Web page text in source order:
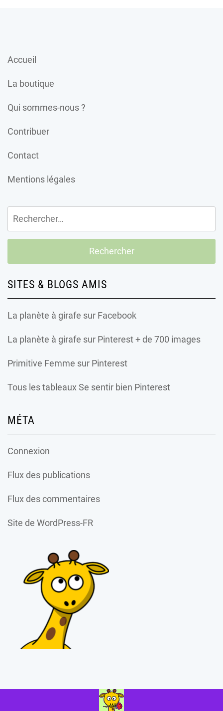
Accueil
La boutique
Qui sommes-nous ?
Contribuer
Contact
Mentions légales
Rechercher :
SITES & BLOGS AMIS
La planète à girafe sur Facebook
La planète à girafe sur Pinterest + de 700 images
Primitive Femme sur Pinterest
Tous les tableaux Se sentir bien Pinterest
MÉTA
Connexion
Flux des publications
Flux des commentaires
Site de WordPress-FR